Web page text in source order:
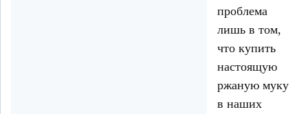
проблема
лишь в том,
что купить
настоящую
ржаную муку
в наших